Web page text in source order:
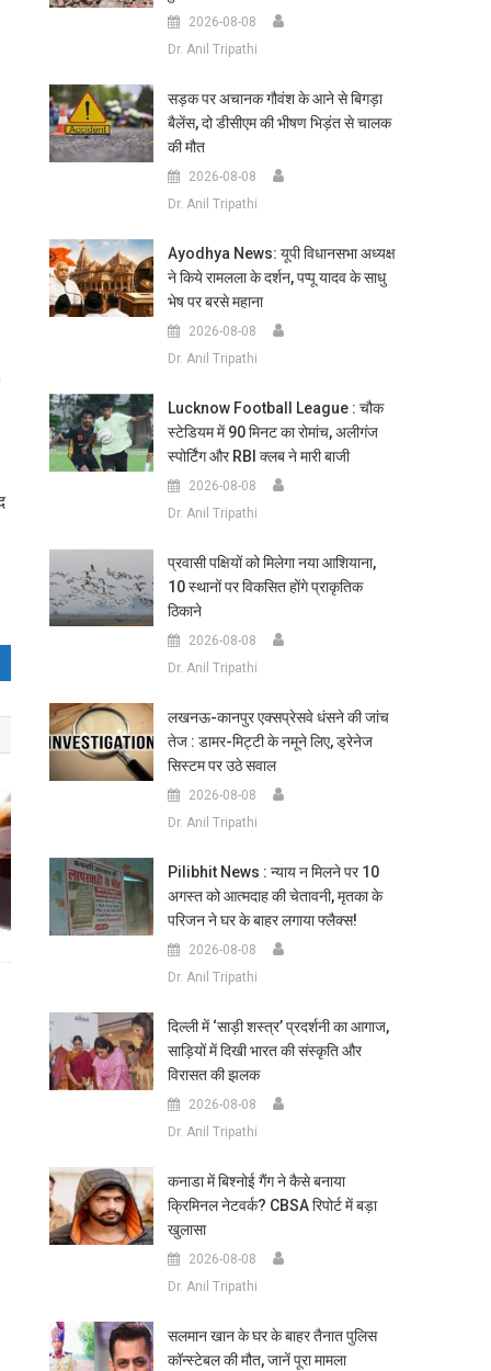
2026-08-08
Dr. Anil Tripathi
सड़क पर अचानक गौवंश के आने से बिगड़ा
बैलेंस, दो डीसीएम की भीषण भिड़ंत से चालक
की मौत
2026-08-08
Dr. Anil Tripathi
Ayodhya News: यूपी विधानसभा अध्यक्ष
ने किये रामलला के दर्शन, पप्पू यादव के साधु
भेष पर बरसे महाना
2026-08-08
Dr. Anil Tripathi
Lucknow Football League : चौक
स्टेडियम में 90 मिनट का रोमांच, अलीगंज
स्पोर्टिंग और RBI क्लब ने मारी बाजी
2026-08-08
Dr. Anil Tripathi
प्रवासी पक्षियों को मिलेगा नया आशियाना,
10 स्थानों पर विकसित होंगे प्राकृतिक
ठिकाने
2026-08-08
Dr. Anil Tripathi
लखनऊ-कानपुर एक्सप्रेसवे धंसने की जांच
तेज : डामर-मिट्टी के नमूने लिए, ड्रेनेज
सिस्टम पर उठे सवाल
2026-08-08
Dr. Anil Tripathi
Pilibhit News : न्याय न मिलने पर 10
अगस्त को आत्मदाह की चेतावनी, मृतका के
परिजन ने घर के बाहर लगाया फ्लैक्स!
2026-08-08
Dr. Anil Tripathi
दिल्ली में ‘साड़ी शस्त्र’ प्रदर्शनी का आगाज,
साड़ियों में दिखी भारत की संस्कृति और
विरासत की झलक
2026-08-08
Dr. Anil Tripathi
कनाडा में बिश्नोई गैंग ने कैसे बनाया
क्रिमिनल नेटवर्क? CBSA रिपोर्ट में बड़ा
खुलासा
2026-08-08
Dr. Anil Tripathi
सलमान खान के घर के बाहर तैनात पुलिस
कॉन्स्टेबल की मौत, जानें पूरा मामला